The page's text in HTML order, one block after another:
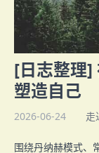
[日志整理]
塑造自己
2026-06-24 走
围绕丹纳赫模式、